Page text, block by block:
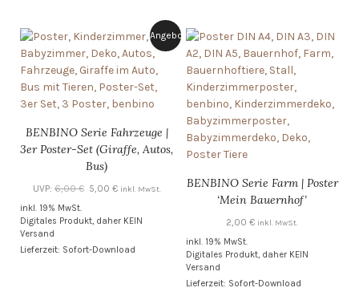
Angebot!
BENBINO Serie Fahrzeuge |
3er Poster-Set (Giraffe, Autos,
Bus)
UVP: 6,00€ Ursprünglicher
war:
5,00 €Aktueller
ist:
inkl. MwSt.
inkl. 19% MwSt.
Digitales Produkt, daher KEIN
Versand
Lieferzeit: Sofort-Download
BENBINO Serie Farm | Poster
‘Mein Bauernhof’
2,00€ inkl. MwSt.
inkl. 19% MwSt.
Digitales Produkt, daher KEIN
Versand
Lieferzeit: Sofort-Download